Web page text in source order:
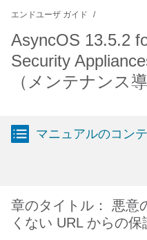
エンドユーザ ガイド
AsyncOS 13.5.2
Security
（メンテナンス導
マニュアルのコン
章のタイトル： 悪意
くない URL からの保